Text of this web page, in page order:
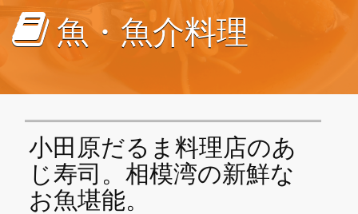
魚・魚介料理
小田原だるま料理店のあ
じ寿司。相模湾の新鮮な
お魚堪能。